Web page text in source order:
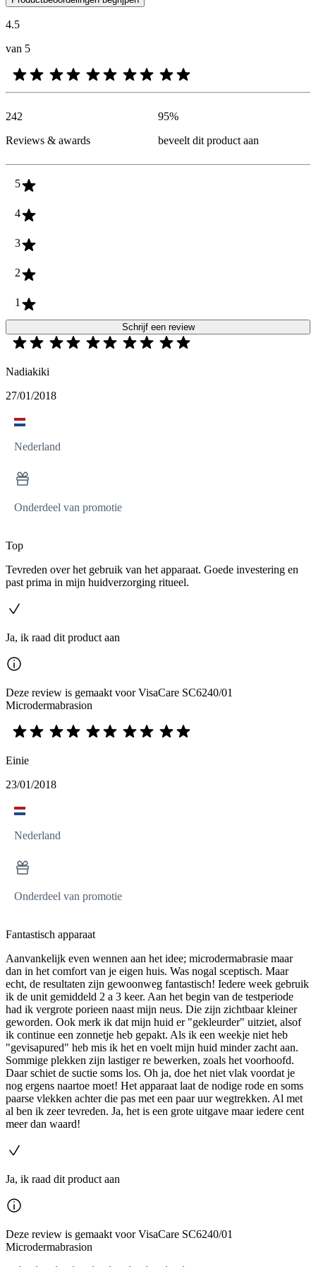
4.5
van 5
242
Reviews & awards
95%
beveelt dit product aan
5
4
3
2
1
Schrijf een review
Nadiakiki
27/01/2018
Nederland
Onderdeel van promotie
Top
Tevreden over het gebruik van het apparaat. Goede investering en
past prima in mijn huidverzorging ritueel.
Ja, ik raad dit product aan
Deze review is gemaakt voor VisaCare SC6240/01
Microdermabrasion
Einie
23/01/2018
Nederland
Onderdeel van promotie
Fantastisch apparaat
Aanvankelijk even wennen aan het idee; microdermabrasie maar
dan in het comfort van je eigen huis. Was nogal sceptisch. Maar
echt, de resultaten zijn gewoonweg fantastisch! Iedere week gebruik
ik de unit gemiddeld 2 a 3 keer. Aan het begin van de testperiode
had ik vergrote porieen naast mijn neus. Die zijn zichtbaar kleiner
geworden. Ook merk ik dat mijn huid er "gekleurder" uitziet, alsof
ik continue een zonnetje heb gepakt. Als ik een weekje niet heb
"gevisapured" heb mis ik het en voelt mijn huid minder zacht aan.
Sommige plekken zijn lastiger re bewerken, zoals het voorhoofd.
Daar schiet de suctie soms los. Oh ja, doe het niet vlak voordat je
nog ergens naartoe moet! Het apparaat laat de nodige rode en soms
paarse vlekken achter die pas met een paar uur wegtrekken. Al met
al ben ik zeer tevreden. Ja, het is een grote uitgave maar iedere cent
meer dan waard!
Ja, ik raad dit product aan
Deze review is gemaakt voor VisaCare SC6240/01
Microdermabrasion